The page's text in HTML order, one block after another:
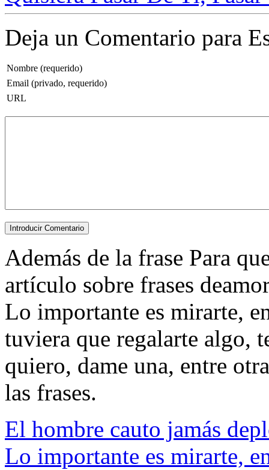
Deja un Comentario para
Nombre (requerido)
Email (privado, requerido)
URL
Además de la frase Para
artículo sobre frases
Lo importante es mirarte,
tuviera que regalarte algo,
quiero, dame una, entre
las frases.
El hombre cauto jamás
Lo importante es mirarte,